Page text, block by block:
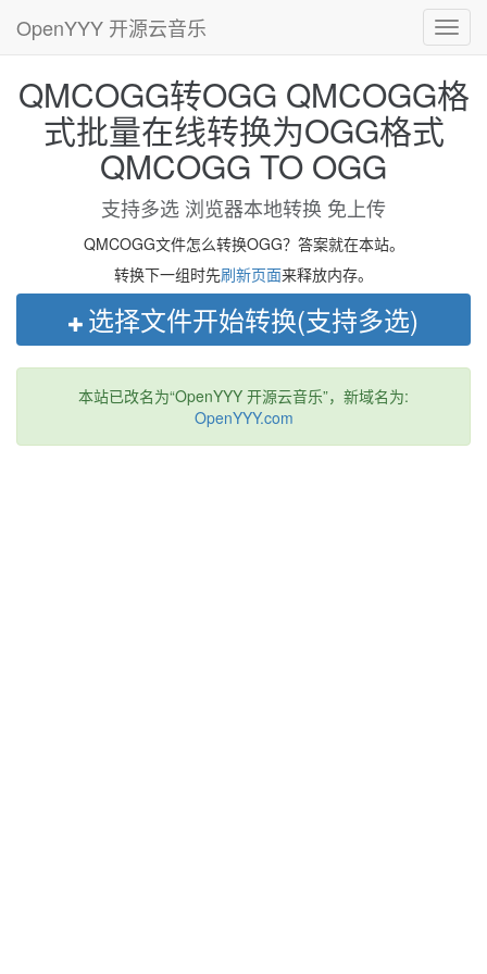
OpenYYY 开源云音乐
QMCOGG转OGG QMCOGG格
式批量在线转换为OGG格式
QMCOGG TO OGG
支持多选 浏览器本地转换 免上传
QMCOGG文件怎么转换OGG？答案就在本站。
转换下一组时先刷新页面来释放内存。
选择文件开始转换(支持多选)
本站已改名为“OpenYYY 开源云音乐”，新域名为:
OpenYYY.com